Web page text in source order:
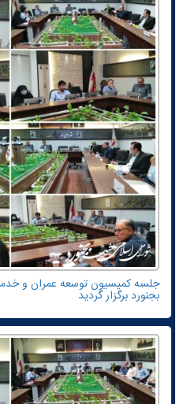
جلسه کمیسیون توسعه عمران و
بجنورد برگزار گردید